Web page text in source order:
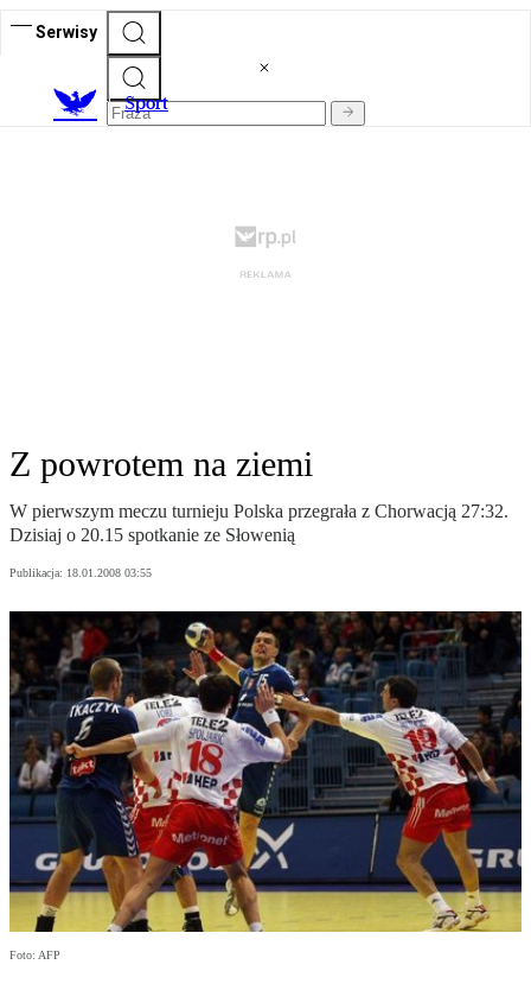
Serwisy
Sport
Z powrotem na ziemi
W pierwszym meczu turnieju Polska przegrała z Chorwacją 27:32.
Dzisiaj o 20.15 spotkanie ze Słowenią
Publikacja: 18.01.2008 03:55
Foto: AFP